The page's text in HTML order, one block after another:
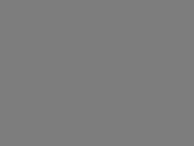
in einem neuen Fenster